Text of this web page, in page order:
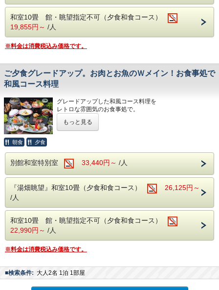
※『★湯畑眺望★』と記載のないものは湯畑眺望ではござい
ません。
※階層などのお部屋のご要望も承ることができません。ご記
かじめご理解いただければ幸いです。
お煙草を吸われるお客様は本館3階または別館2階の喫煙所
をご利用ください
【お子様料金について】
更分の差額を現地にて頂戴する場合がございます。
■お食事（内容と会場のご案内）
和食のコース料理
お食事場所
お食事処『季味の浪慢』
※会場はイス・テーブル席、全席禁煙です。
※1つのテーブルは最大8名様まで(9名様以上は各テーブル
※一部を除き、完全個室ではございません。
【ご朝食】
ビュッフェ
お座りいただく場合もございます。
■お部屋
お部屋タイプのご予約間違いにご注意ください
詳しいお部屋タイプの説明は下記『お部屋の紹介』をご確認
（空室状況の各お部屋タイプをご選択いただければご確認い
ただけます。）
※『湯畑眺望』と記載のないものは湯畑眺望ではございませ
※階層などのお部屋のご要望も承ることができません。ご記
載いただいてもご希望にはお答えいたしかねますので、あら
かじめご理解いただければ幸いです。
【全室禁煙】
お煙草を吸われるお客様は本館3階または別館2階の喫煙所
をご利用ください
和室10畳 館・眺望指定不可（夕食和食コース）
19,855円～ /人
※料金は消費税込み価格です。
ご夕食グレードアップ。お肉とお魚のＷメイン！お食事処で
和風コース料理
グレードアップした和風コース料理を
レトロな雰囲気のお食事処で。
大正ロマン風のどこか懐かしさを感じるお食事処『季味の浪
慢』にて、
グレードアップだからこそ肉と魚を両方お楽しみいただけま
内容・盛り付け・器は変わる場合がございます）
■お部屋
お部屋タイプのご予約間違いにご注意ください
ください。
（空室状況の各お部屋タイプをご選択いただければご確認い
※『★湯畑眺望★』と記載のないものは湯畑眺望ではござい
ません。
もっと見る
朝食 夕食
別館和室特別室 33,440円～ /人
『湯畑眺望』和室10畳（夕食和食コース）
26,125円～
/人
和室10畳 館・眺望指定不可（夕食和食コース）
22,990円～ /人
※料金は消費税込み価格です。
■検索条件: 大人2名 1泊 1部屋